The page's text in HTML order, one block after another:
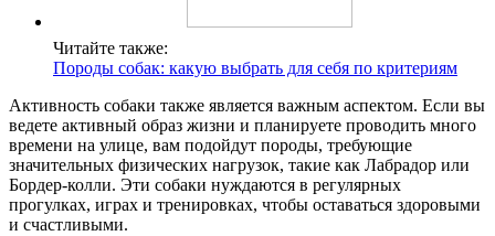
Читайте также:
Породы собак: какую выбрать для себя по критериям
Активность собаки также является важным аспектом. Если вы
ведете активный образ жизни и планируете проводить много
времени на улице, вам подойдут породы, требующие
значительных физических нагрузок, такие как Лабрадор или
Бордер-колли. Эти собаки нуждаются в регулярных
прогулках, играх и тренировках, чтобы оставаться здоровыми
и счастливыми.